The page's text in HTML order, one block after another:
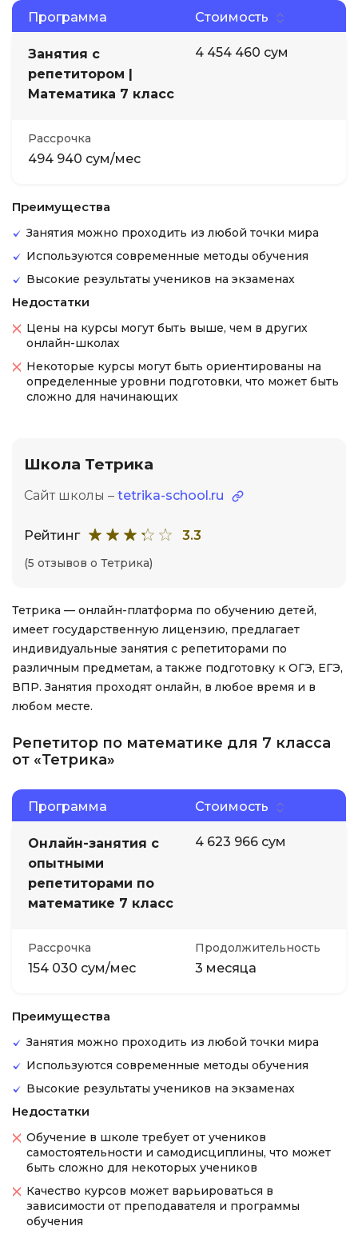
Программа Стоимость
Занятия с
репетитором |
Математика 7 класс
4 454 460 сум
Рассрочка
494 940 сум/мес
Преимущества
Занятия можно проходить из любой точки мира
Используются современные методы обучения
Высокие результаты учеников на экзаменах
Недостатки
Цены на курсы могут быть выше, чем в других
онлайн-школах
Некоторые курсы могут быть ориентированы на
определенные уровни подготовки, что может быть
сложно для начинающих
Школа Тетрика
Сайт школы – tetrika-school.ru
Рейтинг 3.3
(5 отзывов о Тетрика)
Тетрика — онлайн-платформа по обучению детей,
имеет государственную лицензию, предлагает
индивидуальные занятия с репетиторами по
различным предметам, а также подготовку к ОГЭ, ЕГЭ,
ВПР. Занятия проходят онлайн, в любое время и в
любом месте.
Репетитор по математике для 7 класса
от «Тетрика»
Программа Стоимость
Онлайн-занятия с
опытными
репетиторами по
математике 7 класс
4 623 966 сум
Рассрочка
154 030 сум/мес
Продолжительность
3 месяца
Преимущества
Занятия можно проходить из любой точки мира
Используются современные методы обучения
Высокие результаты учеников на экзаменах
Недостатки
Обучение в школе требует от учеников
самостоятельности и самодисциплины, что может
быть сложно для некоторых учеников
Качество курсов может варьироваться в
зависимости от преподавателя и программы
обучения